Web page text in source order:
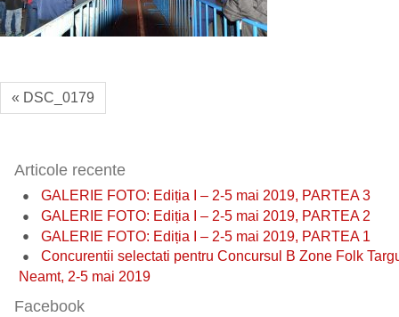
« DSC_0179
Articole recente
GALERIE FOTO: Ediția I – 2-5 mai 2019, PARTEA 3
GALERIE FOTO: Ediția I – 2-5 mai 2019, PARTEA 2
GALERIE FOTO: Ediția I – 2-5 mai 2019, PARTEA 1
Concurentii selectati pentru Concursul B Zone Folk
Neamt, 2-5 mai 2019
Facebook